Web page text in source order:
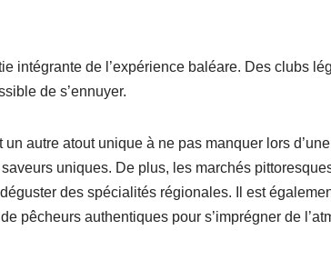
intégrante de l’expérience baléare. Des clubs
de s’ennuyer.
autre atout unique à ne pas manquer lors
uniques. De plus, les marchés
des spécialités régionales. Il est
pêcheurs authentiques pour s’imprégner de